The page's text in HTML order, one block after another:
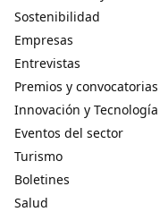
Sostenibilidad
Empresas
Entrevistas
Premios y convocatorias
Innovación y Tecnología
Eventos del sector
Turismo
Boletines
Salud